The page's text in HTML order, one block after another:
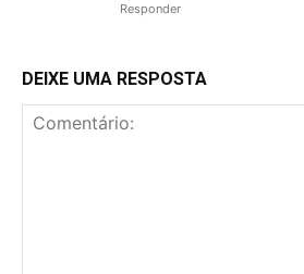
Responder
DEIXE UMA RESPOSTA